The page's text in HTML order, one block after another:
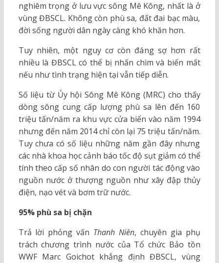
nghiêm trọng ở lưu vực sông Mê Kông, nhất là ở
vùng ĐBSCL. Không còn phù sa, đất đai bạc màu,
đời sống người dân ngày càng khó khăn hơn.
Tuy nhiên, một nguy cơ còn đáng sợ hơn rất
nhiều là ĐBSCL có thể bị nhấn chìm và biến mất
nếu như tình trạng hiện tại vẫn tiếp diễn.
Số liệu từ Ủy hội Sông Mê Kông (MRC) cho thấy
dòng sông cung cấp lượng phù sa lên đến 160
triệu tấn/năm ra khu vực cửa biển vào năm 1994
nhưng đến năm 2014 chỉ còn lại 75 triệu tấn/năm.
Tuy chưa có số liệu những năm gần đây nhưng
các nhà khoa học cảnh báo tốc độ sụt giảm có thể
tính theo cấp số nhân do con người tác động vào
nguồn nước ở thượng nguồn như xây đập thủy
điện, nạo vét và bơm trữ nước.
95% phù sa bị chặn
Trả lời phỏng vấn Thanh Niên, chuyên gia phụ
trách chương trình nước của Tổ chức Bảo tồn
WWF Marc Goichot khẳng định ĐBSCL, vùng